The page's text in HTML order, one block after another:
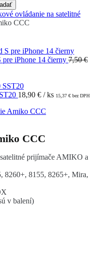
ovládanie na satelitné
CCC
iPhone 14 čierny 7,50€
18,90 € / ks 15,37 € bez DPH
CCC
prijímače AMIKO a
8260+, 8155, 8265+, Mira,
v balení)